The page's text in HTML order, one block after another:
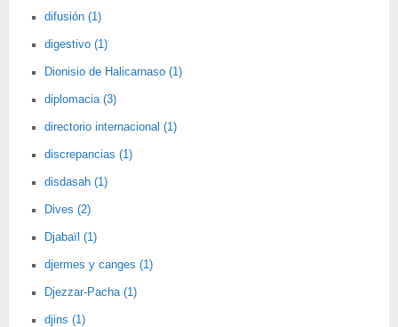
difusión (1)
digestivo (1)
Dionisio de Halicarnaso (1)
diplomacia (3)
directorio internacional (1)
discrepancias (1)
disdasah (1)
Dives (2)
Djabaïl (1)
djermes y canges (1)
Djezzar-Pacha (1)
djins (1)